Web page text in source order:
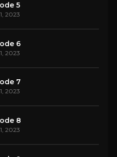
5
2023
6
2023
7
2023
8
2023